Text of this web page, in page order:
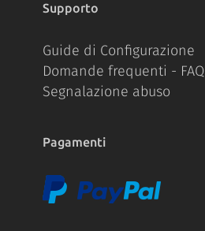
Supporto
Guide di Configurazione
Domande frequenti - FAQ
Segnalazione abuso
Pagamenti